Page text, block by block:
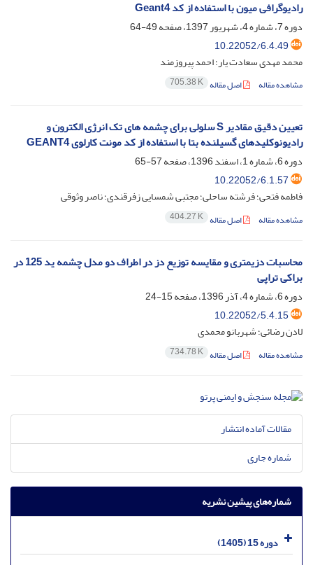
رادیوگرافی میون با استفاده از کد Geant4
دوره 7، شماره 4، شهریور 1397، صفحه
49-64
10.22052/6.4.49
محمد مهدی سعادت یار؛ احمد پیروزمند
مشاهده مقاله اصل مقاله 705.38 K
تعیین دقیق مقادیر S سلولی برای چشمه های تک انرژی الکترون و
رادیونوکلیدهای گسیلنده بتا با استفاده از کد مونت کارلوی GEANT4
دوره 6، شماره 1، اسفند 1396، صفحه
57-65
10.22052/6.1.57
فاطمه فتحی؛ فرشته ساحلی؛ مجتبی شمسایی زفرقندی؛ ناصر وثوقی
مشاهده مقاله اصل مقاله 404.27 K
محاسبات دزیمتری و مقایسه توزیع دز در اطراف دو مدل چشمه ید 125 در
براکی تراپی
دوره 6، شماره 4، آذر 1396، صفحه
15-24
10.22052/5.4.15
لادن رضائی؛ شهربانو محمدی
مشاهده مقاله اصل مقاله 734.78 K
مقالات آماده انتشار
شماره جاری
شماره‌های پیشین نشریه
دوره 15 (1405)